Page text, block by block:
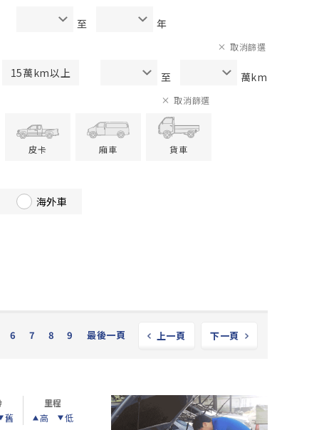
至 年
15萬km以上 至 萬km
取消篩選
皮卡 廂車 貨車
取消篩選
海外車
6 7 8 9 最後一頁 上一頁 下一頁
舊
里程
高
低